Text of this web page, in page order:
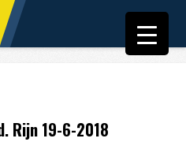
Rijn 19-6-2018